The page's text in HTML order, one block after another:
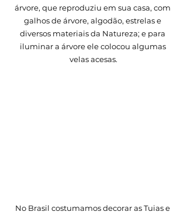
árvore, que reproduziu em sua casa, com
galhos de árvore, algodão, estrelas e
diversos materiais da Natureza; e para
iluminar a árvore ele colocou algumas
velas acesas.
No Brasil costumamos decorar as Tuias e